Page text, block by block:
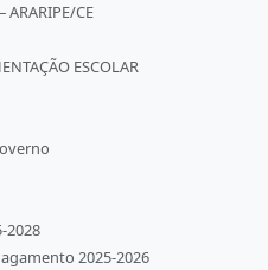
ARARIPE/CE
ESCOLAR
2028
2025-2026